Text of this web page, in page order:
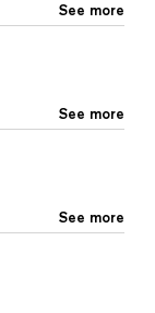
See more
See more
See more